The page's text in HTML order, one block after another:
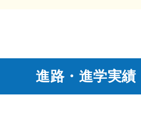
進路・進学実績